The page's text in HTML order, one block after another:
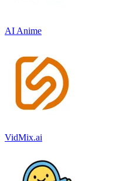
AI Anime
VidMix.ai